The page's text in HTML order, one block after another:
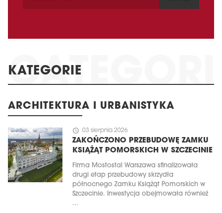
KATEGORIE
ARCHITEKTURA I URBANISTYKA
schedule 03 sierpnia 2026
ZAKOŃCZONO PRZEBUDOWĘ ZAMKU
KSIĄŻĄT POMORSKICH W SZCZECINIE
Firma Mostostal Warszawa sfinalizowała
drugi etap przebudowy skrzydła
północnego Zamku Książąt Pomorskich w
Szczecinie. Inwestycja obejmowała również
...